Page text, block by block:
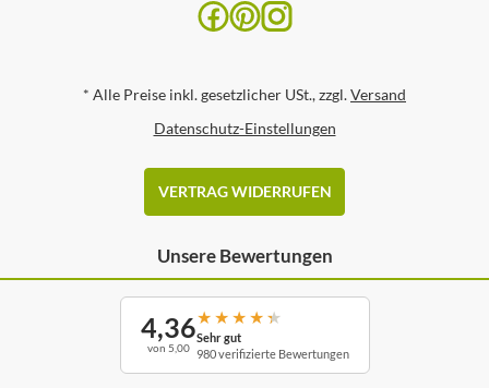
* Alle Preise inkl. gesetzlicher USt., zzgl.Versand
Datenschutz-Einstellungen
VERTRAG WIDERRUFEN
Unsere Bewertungen
4,36
von 5,00
★ ★ ★ ★ ★
Sehr gut
980 verifizierte Bewertungen